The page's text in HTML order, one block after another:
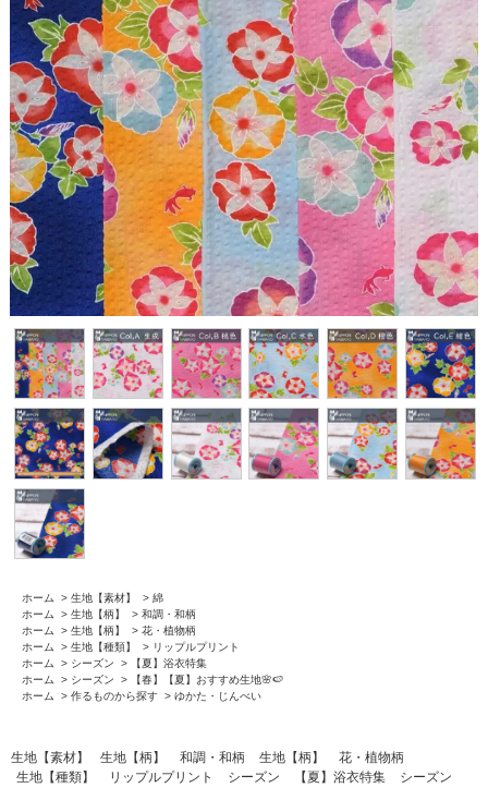
ホーム > 生地【素材】 > 綿
ホーム
> 生地【柄】 > 和調・和柄
ホーム
> 生地【柄】 > 花・植物柄
ホーム
> 生地【種類】 > リップルプリント
ホーム
> シーズン >
【夏】浴衣特集
ホーム
> シーズン >
【春】【夏】おすすめ生地🌸🍉
ホーム
> 作るものから探す > ゆかた・じんべい
生地【素材】 生地【柄】 和調・和柄 生地【柄】
花・植物柄
生地【種類】
リップルプリント シーズン 【夏】浴衣特集
シーズン